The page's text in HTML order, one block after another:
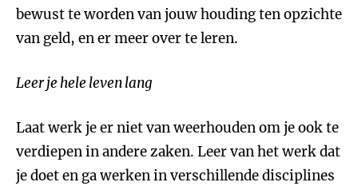
bewust te worden van jouw houding ten opzichte
van geld, en er meer over te leren.
Leer je hele leven lang
Laat werk je er niet van weerhouden om je ook te
verdiepen in andere zaken. Leer van het werk dat
je doet en ga werken in verschillende disciplines